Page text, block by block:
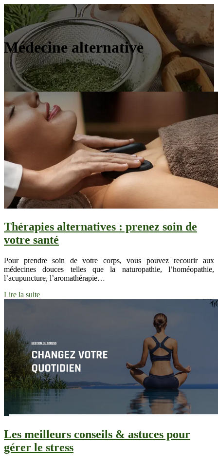
Médecine alternative
Thérapies alternatives : prenez soin de
votre santé
Pour prendre soin de votre corps, vous pouvez recourir aux
médecines douces telles que la naturopathie, l’homéopathie,
l’acupuncture, l’aromathérapie…
Lire la suite
Les meilleurs conseils & astuces pour
gérer le stress